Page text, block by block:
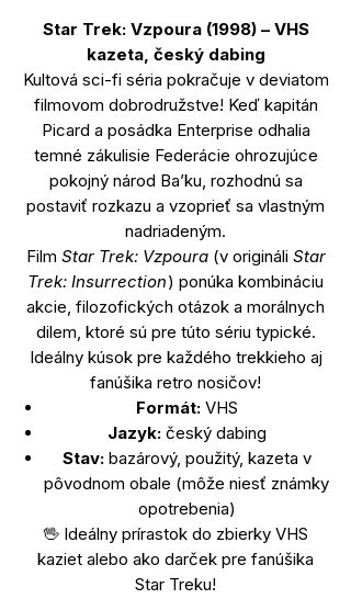
Star Trek: Vzpoura (1998) – VHS
kazeta, český dabing
Kultová sci-fi séria pokračuje v deviatom
filmovom dobrodružstve! Keď kapitán
Picard a posádka Enterprise odhalia
temné zákulisie Federácie ohrozujúce
pokojný národ Ba’ku, rozhodnú sa
postaviť rozkazu a vzoprieť sa vlastným
nadriadeným.
Film Star Trek: Vzpoura(v origináli Star
Trek: Insurrection) ponúka kombináciu
akcie, filozofických otázok a morálnych
dilem, ktoré sú pre túto sériu typické.
Ideálny kúsok pre každého trekkieho aj
fanúšika retro nosičov!
Formát:VHS
Jazyk:český dabing
Stav:bazárový, použitý, kazeta v
pôvodnom obale (môže niesť známky
opotrebenia)
🖖 Ideálny prírastok do zbierky VHS
kaziet alebo ako darček pre fanúšika
Star Treku!